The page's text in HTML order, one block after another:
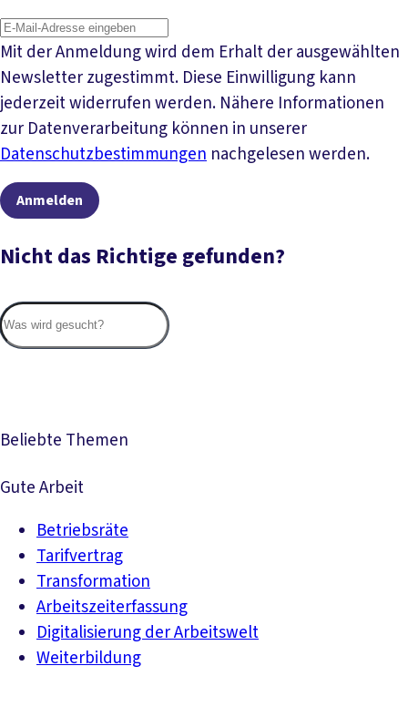
Mit der Anmeldung wird dem Erhalt der ausgewählten
Newsletter zugestimmt. Diese Einwilligung kann
jederzeit widerrufen werden. Nähere Informationen
zur Datenverarbeitung können in unserer
Datenschutzbestimmungen nachgelesen werden.
Anmelden
Nicht das Richtige gefunden?
Beliebte Themen
Gute Arbeit
Betriebsräte
Tarifvertrag
Transformation
Arbeitszeiterfassung
Digitalisierung der Arbeitswelt
Weiterbildung